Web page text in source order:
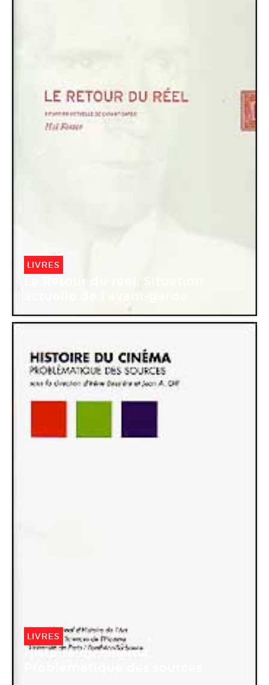
LIVRES
Le Retour du réel. Situation
LIVRES
Histoire du cinéma.